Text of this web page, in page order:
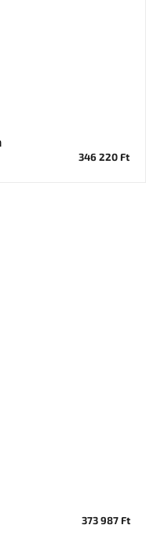
346 220 Ft
373 987 Ft